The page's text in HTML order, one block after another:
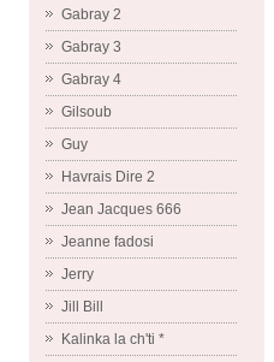
Gabray 2
Gabray 3
Gabray 4
Gilsoub
Guy
Havrais Dire 2
Jean Jacques 666
Jeanne fadosi
Jerry
Jill Bill
Kalinka la ch'ti *